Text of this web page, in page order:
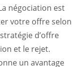
négociation est
votre offre selon
d’offre
et le rejet.
un avantage